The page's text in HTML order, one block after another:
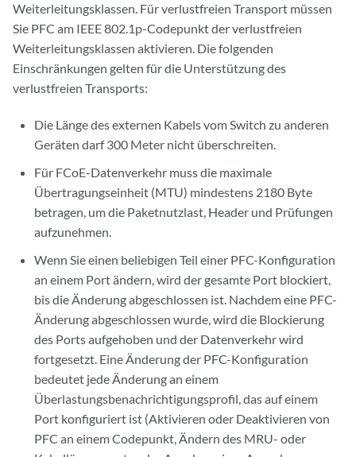
Weiterleitungsklassen. Für verlustfreien Transport müssen
Sie PFC am IEEE 802.1p-Codepunkt der verlustfreien
Weiterleitungsklassen aktivieren. Die folgenden
Einschränkungen gelten für die Unterstützung des
verlustfreien Transports:
Die Länge des externen Kabels vom Switch zu anderen
Geräten darf 300 Meter nicht überschreiten.
Für FCoE-Datenverkehr muss die maximale
Übertragungseinheit (MTU) mindestens 2180 Byte
betragen, um die Paketnutzlast, Header und Prüfungen
aufzunehmen.
Wenn Sie einen beliebigen Teil einer PFC-Konfiguration
an einem Port ändern, wird der gesamte Port blockiert,
bis die Änderung abgeschlossen ist. Nachdem eine PFC-
Änderung abgeschlossen wurde, wird die Blockierung
des Ports aufgehoben und der Datenverkehr wird
fortgesetzt. Eine Änderung der PFC-Konfiguration
bedeutet jede Änderung an einem
Überlastungsbenachrichtigungsprofil, das auf einem
Port konfiguriert ist (Aktivieren oder Deaktivieren von
PFC an einem Codepunkt, Ändern des MRU- oder